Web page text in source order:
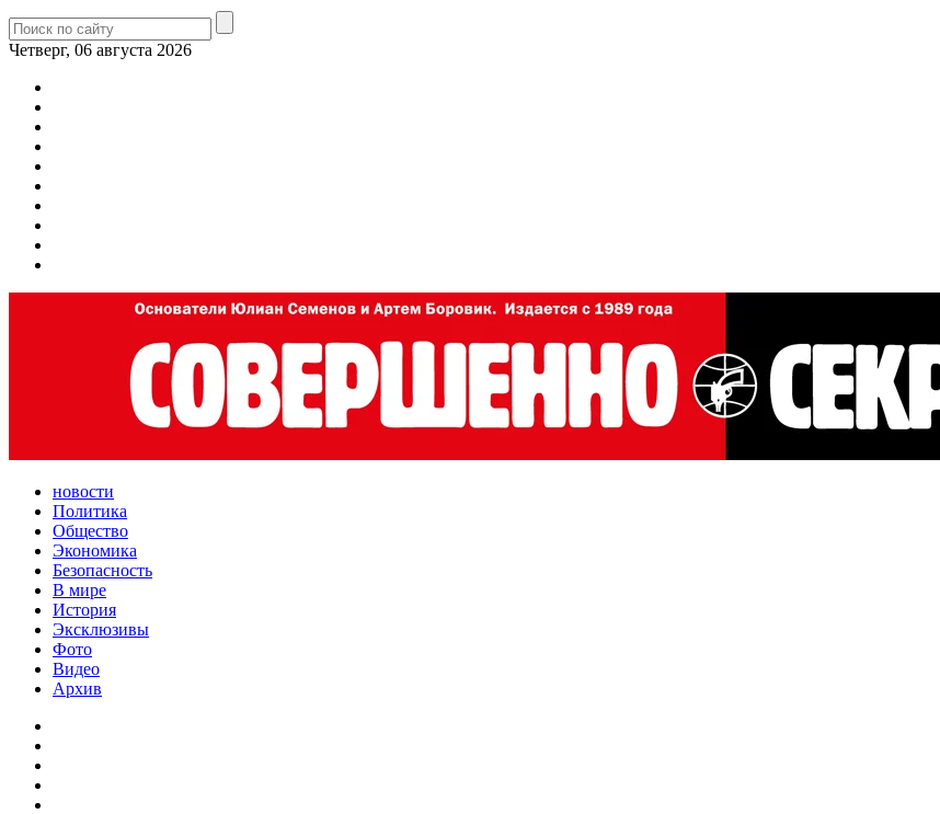
Четверг, 06 августа 2026
новости
Политика
Общество
Экономика
Безопасность
В мире
История
Эксклюзивы
Фото
Видео
Архив